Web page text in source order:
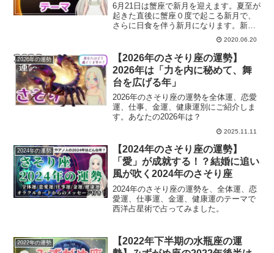
6月21日は蟹座で新月を迎えます。夏至が
起きた直後に蟹座０度で起こる新月で、
さらに日食を伴う新月になります。新し
いステージに向かっていく新月と言えま
すね。蟹座の金環日食の新月について解
説していきます。
2020.06.20
2026年の運勢
【2026年のさそり座の運勢】
2026年は「力を内に秘めて、舞
台を広げる年」
2026年のさそり座の運勢を全体運、恋愛
運、仕事、金運、健康運別にご紹介しま
す。あなたの2026年は？
2025.11.11
2024年の運勢
【2024年のさそり座の運勢】
「愛」が成就する！？結婚に追い
風が吹く2024年のさそり座
2024年のさそり座の運勢を、全体運、恋
愛運、仕事運、金運、健康運のテーマで
西洋占星術で占ってみました。
2022年の運勢
【2022年下半期の水瓶座の運